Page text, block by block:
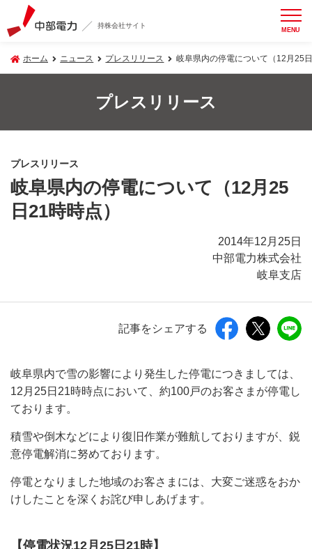
持株会社サイト MENU
ホーム ニュース プレスリリース 岐阜県内の停電について（12月25
プレスリリース
プレスリリース
岐阜県内の停電について（12月25
日21時時点）
2014年12月25日
中部電力株式会社
岐阜支店
記事をシェアする
岐阜県内で雪の影響により発生した停電につきましては、
12月25日21時時点において、約100戸のお客さまが停電し
ております。
積雪や倒木などにより復旧作業が難航しておりますが、鋭
意停電解消に努めております。
停電となりました地域のお客さまには、大変ご迷惑をおか
けしたことを深くお詫び申しあげます。
【停電状況12月25日21時】